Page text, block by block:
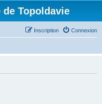
Topoldavie
Connexion
Inscription